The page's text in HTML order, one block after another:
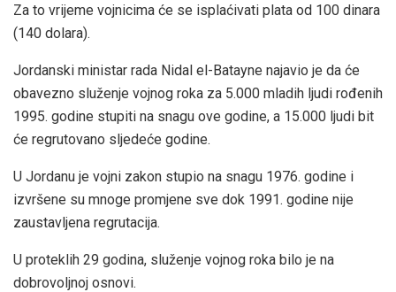
Za to vrijeme vojnicima će se isplaćivati ​​plata od 100 dinara
(140 dolara).
Jordanski ministar rada Nidal el-Batayne najavio je da će
obavezno služenje vojnog roka za 5.000 mladih ljudi rođenih
1995. godine stupiti na snagu ove godine, a 15.000 ljudi bit
će regrutovano sljedeće godine.
U Jordanu je vojni zakon stupio na snagu 1976. godine i
izvršene su mnoge promjene sve dok 1991. godine nije
zaustavljena regrutacija.
U proteklih 29 godina, služenje vojnog roka bilo je na
dobrovoljnoj osnovi.